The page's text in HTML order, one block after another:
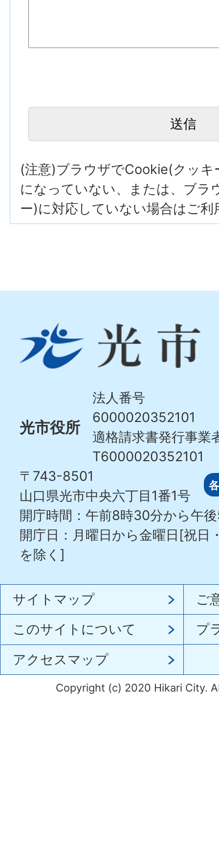
(注意)ブラウザでCookie(クッキ
になっていない、または、ブラ
ー)に対応していない場合はご利
市
Hikari
光市役所
法人番号
6000020352101
適格請求書発行事業
T6000020352101
〒743-8501
山口県光市中央六丁目1番1号
開庁時間：午前8時30分から午
開庁日：月曜日から金曜日[祝日
を除く]
サイトマップ
ご
このサイトについて
プ
アクセスマップ
Copyright (c) 2020 Hikari City.